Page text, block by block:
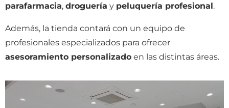
parafarmacia, droguería y peluquería profesional.
Además, la tienda contará con un equipo de
profesionales especializados para ofrecer
asesoramiento personalizado en las distintas áreas.